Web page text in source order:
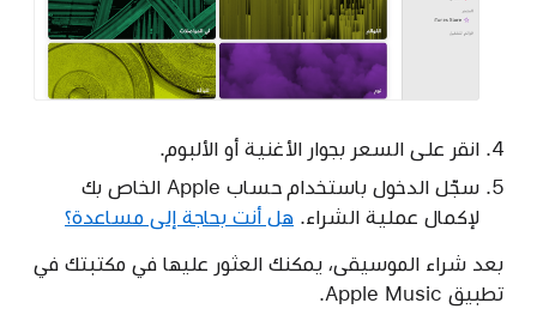
انقر على السعر بجوار الأغنية أو الألبوم.
سجّل الدخول باستخدام حساب Apple الخاص بك
لإكمال عملية الشراء. هل أنت بحاجة إلى مساعدة؟
بعد شراء الموسيقى، يمكنك العثور عليها في مكتبتك في
تطبيق Apple Music.